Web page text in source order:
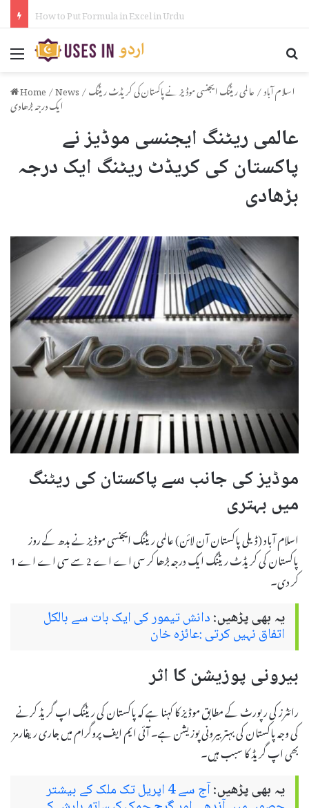
How to Activate iPhone Using 3uTools in Urdu
Menu
Home/News/ اسلام آباد/عالمی ریٹنگ ایجنسی موڈیز نے پاکستان کی کریڈٹ ریٹنگ
ایک درجہ بڑھادی
عالمی ریٹنگ ایجنسی موڈیز نے
پاکستان کی کریڈٹ ریٹنگ ایک درجہ
بڑھادی
موڈیز کی جانب سے پاکستان کی ریٹنگ
میں بہتری
اسلام آباد (ڈیلی پاکستان آن لائن) عالمی ریٹنگ ایجنسی موڈیز نے بدھ کے روز
پاکستان کی کریڈٹ ریٹنگ ایک درجہ بڑھا کر سی اے اے 2 سے سی اے اے 1
کر دی۔
یہ بھی پڑھیں:دانش تیمور کی ایک بات سے بالکل
اتفاق نہیں کرتی :عائزہ خان
بیرونی پوزیشن کا اثر
رائٹرز کی رپورٹ کے مطابق موڈیز کا کہنا ہے کہ پاکستان کی ریٹنگ اپ گریڈ کرنے
کی وجہ پاکستان کی بہتر بیرونی پوزیشن ہے۔ آئی ایم ایف پروگرام میں جاری ریفارمز
بھی اپ گریڈ کا سبب ہیں۔
یہ بھی پڑھیں: آج سے 4 اپریل تک ملک کے بیشتر